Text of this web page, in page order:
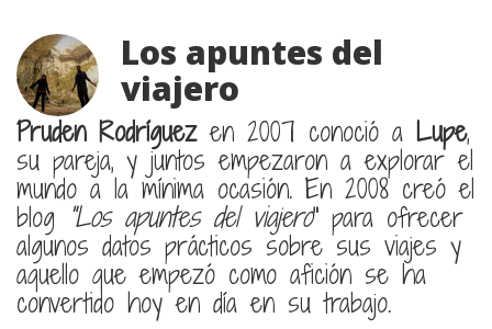
Los apuntes del
viajero
Pruden Rodríguezen 2007 conoció a Lupe,
su pareja, y juntos empezaron a explorar el
mundo a la mínima ocasión. En 2008 creó el
blog "Los apuntes del viajero" para ofrecer
algunos datos prácticos sobre sus viajes y
aquello que empezó como afición se ha
convertido hoy en día en su trabajo.